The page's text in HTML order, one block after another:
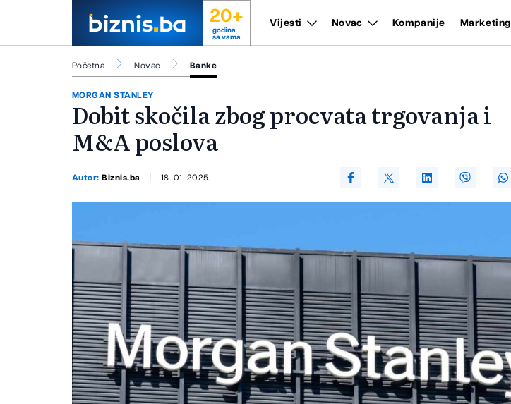
20+
godina
sa vama
Vijesti Novac Kompanije Marketing
Početna Novac Banke
MORGAN STANLEY
Dobit skočila zbog procvata trgovanja i
M&A poslova
Autor:Biznis.ba 18. 01. 2025.